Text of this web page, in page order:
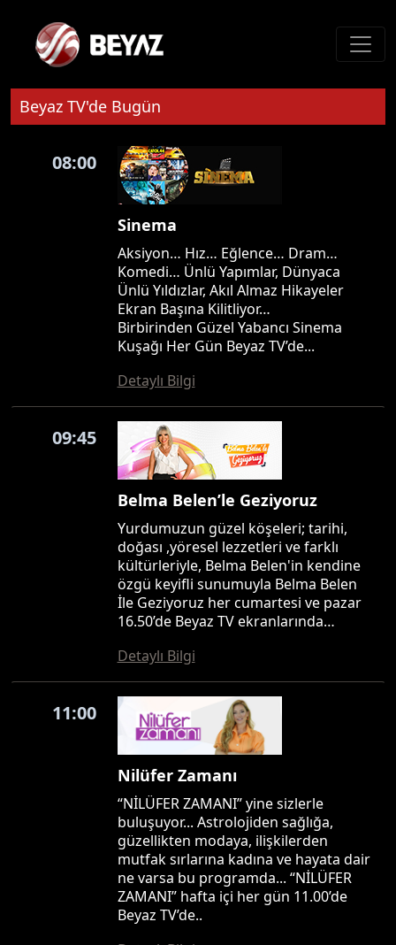
Beyaz TV'de Bugün
08:00
Sinema
Aksiyon… Hız… Eğlence… Dram…
Komedi… Ünlü Yapımlar, Dünyaca
Ünlü Yıldızlar, Akıl Almaz Hikayeler
Ekran Başına Kilitliyor…
Birbirinden Güzel Yabancı Sinema
Kuşağı Her Gün Beyaz TV’de...
Detaylı Bilgi
09:45
Belma Belen’le Geziyoruz
Yurdumuzun güzel köşeleri; tarihi,
doğası ,yöresel lezzetleri ve farklı
kültürleriyle, Belma Belen'in kendine
özgü keyifli sunumuyla Belma Belen
İle Geziyoruz her cumartesi ve pazar
16.50’de Beyaz TV ekranlarında…
Detaylı Bilgi
11:00
Nilüfer Zamanı
“NİLÜFER ZAMANI” yine sizlerle
buluşuyor... Astrolojiden sağlığa,
güzellikten modaya, ilişkilerden
mutfak sırlarına kadına ve hayata dair
ne varsa bu programda... “NİLÜFER
ZAMANI” hafta içi her gün 11.00’de
Beyaz TV’de..